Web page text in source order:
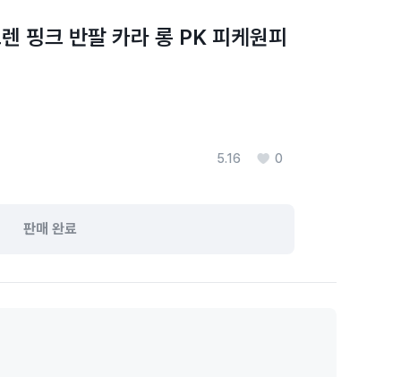
핑크 반팔 카라 롱 PK 피케원피
5.16 0
판매 완료